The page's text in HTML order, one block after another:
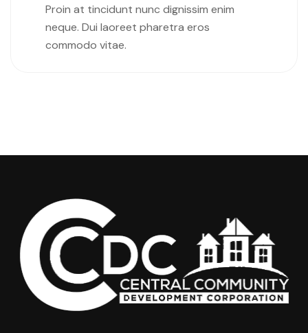
Proin at tincidunt nunc dignissim enim
neque. Dui laoreet pharetra eros
commodo vitae.